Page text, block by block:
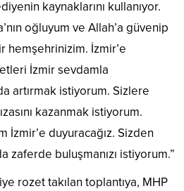
kaynaklarını kullanıyor.
oğluyum ve Allah’a güvenip
hemşehrinizim. İzmir’e
İzmir sevdamla
artırmak istiyorum. Sizlere
kazanmak istiyorum.
İzmir’e duyuracağız. Sizden
zaferde buluşmanızı istiyorum.”
rozet takılan toplantıya, MHP